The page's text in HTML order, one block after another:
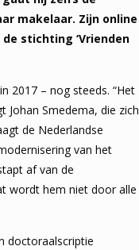
makelaar. Zijn online
stichting ‘Vrienden
2017 – nog steeds. “Het
Johan Smedema, die zich
de Nederlandse
van het
af van de
wordt hem niet door alle
doctoraalscriptie